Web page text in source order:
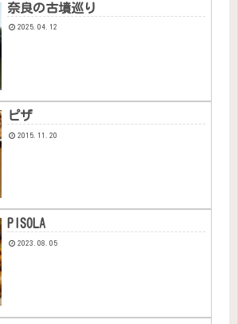
奈良の古墳巡り
2025.04.12
ピザ
2015.11.20
PISOLA
2023.08.05